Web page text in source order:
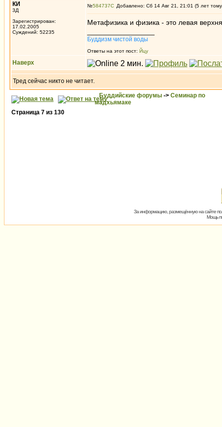
КИ
3Д
Зарегистрирован:
17.02.2005
Суждений: 52235
№584737 Добавлено: Сб 14 Авг 21, 21:01 (5 лет
Метафизика и физика - это левая
Буддизм чистой воды
Ответы на этот пост: Йцу
Наверх
Тред сейчас никто не читает.
Буддийские форумы -> Семинар по
мадхьямаке
Страница 7 из 130
За информацию, размещённую на сайте
Мощь